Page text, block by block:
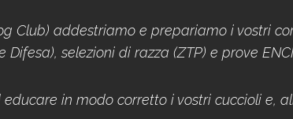
Club) addestriamo e prepariamo i vostri
Difesa), selezioni di razza (ZTP) e prove
in modo corretto i vostri cuccioli e,